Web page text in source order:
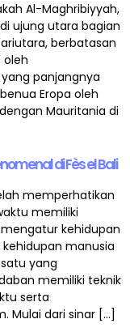
Al-Maghribiyyah,
ujung utara bagian
berbatasan
oleh
panjangnya
Eropa oleh
Mauritania di
di Fès el Bali
memperhatikan
memiliki
kehidupan
manusia
yang
memiliki teknik
serta
Mulai dari sinar […]